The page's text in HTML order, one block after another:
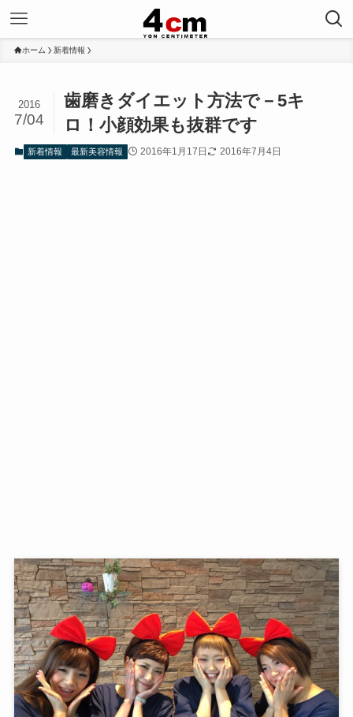
ホーム 新着情報
歯磨きダイエット方法で－5キ
ロ！小顔効果も抜群です
2016
7/04
新着情報 最新美容情報 2016年1月17日 2016年7月4日